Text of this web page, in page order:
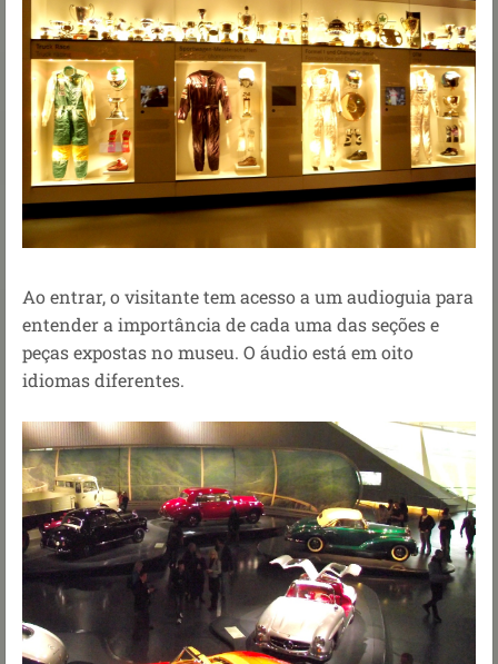
Ao entrar, o visitante tem acesso a um audioguia para
entender a importância de cada uma das seções e
peças expostas no museu. O áudio está em oito
idiomas diferentes.